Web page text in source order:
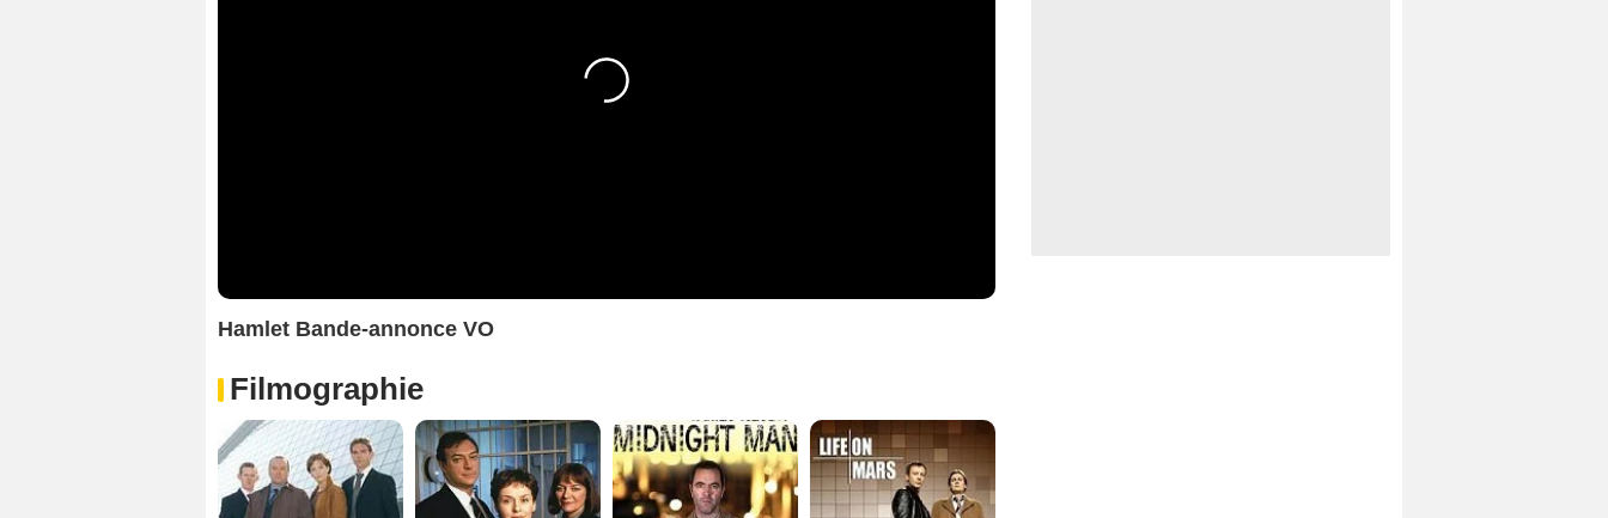
Hamlet Bande-annonce VO
Filmographie